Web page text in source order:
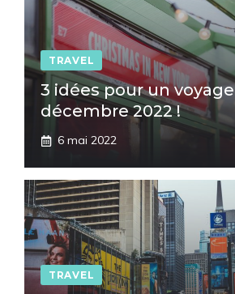
TRAVEL
3 idées pour un
décembre 2022 !
6 mai 2022
TRAVEL